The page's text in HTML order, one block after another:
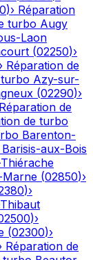
)› Réparation
turbo Augy
Laon
(02250)›
› Réparation de
Azy-sur-
(02290)›
Réparation de
de turbo
Barenton-
Barisis-aux-Bois
(02850)›
)›
)›
(02300)›
Réparation de